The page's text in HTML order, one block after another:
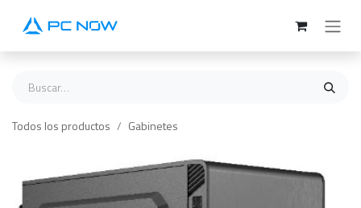
Todos los productos Gabinetes